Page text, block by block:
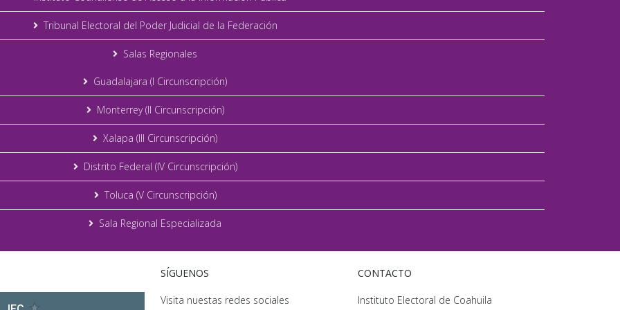
Tribunal Electoral del Poder Judicial de la Federación
Salas Regionales
Guadalajara (I Circunscripción)
Monterrey (II Circunscripción)
Xalapa (III Circunscripción)
Distrito Federal (IV Circunscripción)
Toluca (V Circunscripción)
Sala Regional Especializada
SÍGUENOS
Visita nuestas redes sociales
CONTACTO
Instituto Electoral de Coahuila